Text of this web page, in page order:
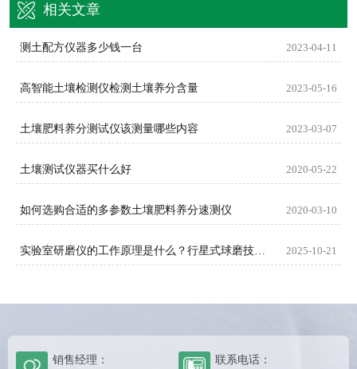
相关文章
测土配方仪器多少钱一台 2023-04-11
高智能土壤检测仪检测土壤养分含量 2023-05-16
土壤肥料养分测试仪该测量哪些内容 2023-03-07
土壤测试仪器买什么好 2020-05-22
如何选购合适的多参数土壤肥料养分速测仪 2020-03-10
2025-10-21
销售经理： 联系电话：